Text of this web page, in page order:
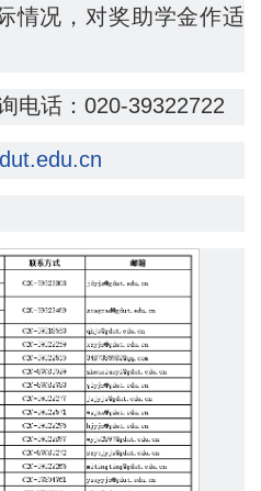
情况，对奖助学金作适
电话：020-39322722